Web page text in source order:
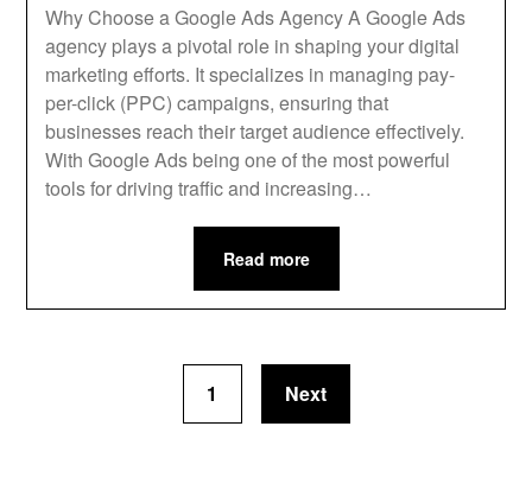
Why Choose a Google Ads Agency A Google Ads
agency plays a pivotal role in shaping your digital
marketing efforts. It specializes in managing pay-
per-click (PPC) campaigns, ensuring that
businesses reach their target audience effectively.
With Google Ads being one of the most powerful
tools for driving traffic and increasing…
Read more
1 Next